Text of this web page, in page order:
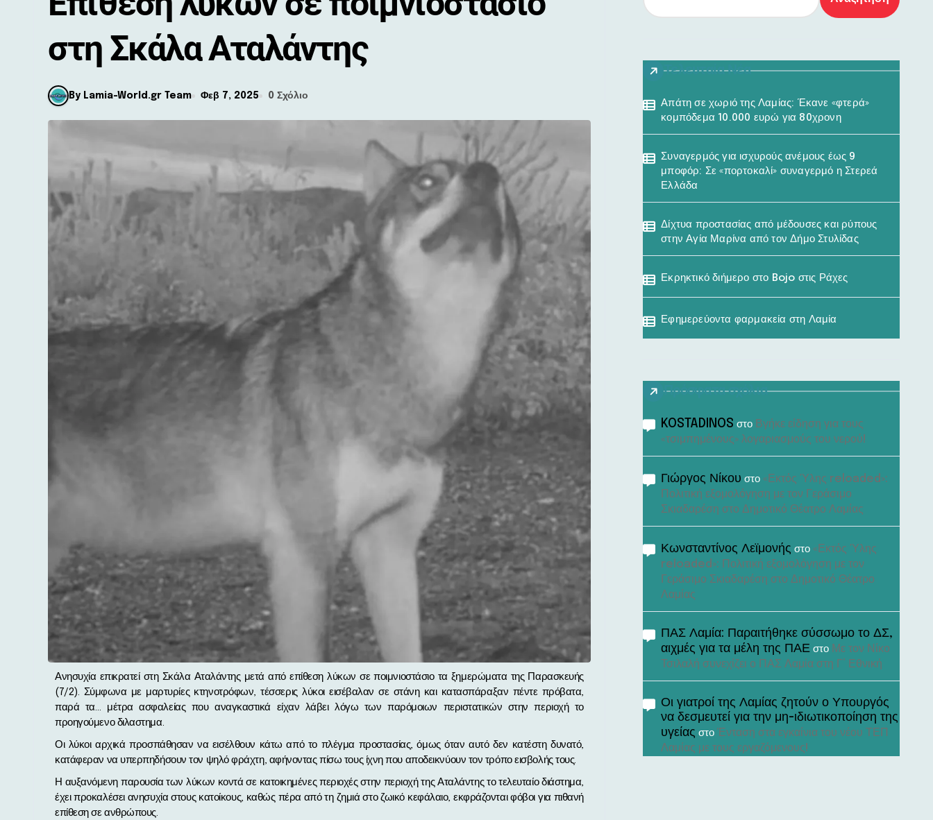
στη Σκάλα Αταλάντης
By Lamia-World.gr Team Φεβ 7, 2025 0 Σχόλιο
Ανησυχία επικρατεί στη Σκάλα Αταλάντης μετά από επίθεση λύκων σε ποιμνιοστάσιο τα ξημερώματα της Παρασκευής
(7/2). Σύμφωνα με μαρτυρίες κτηνοτρόφων, τέσσερις λύκοι εισέβαλαν σε στάνη και κατασπάραξαν πέντε πρόβατα,
παρά τα… μέτρα ασφαλείας που αναγκαστικά είχαν λάβει λόγω των παρόμοιων περιστατικών στην περιοχή το
προηγούμενο διλαστημα.
Οι λύκοι αρχικά προσπάθησαν να εισέλθουν κάτω από το πλέγμα προστασίας, όμως όταν αυτό δεν κατέστη δυνατό,
κατάφεραν να υπερπηδήσουν τον ψηλό φράχτη, αφήνοντας πίσω τους ίχνη που αποδεικνύουν τον τρόπο εισβολής τους.
Η αυξανόμενη παρουσία των λύκων κοντά σε κατοικημένες περιοχές στην περιοχή της Αταλάντης το τελευταίο διάστημα,
έχει προκαλέσει ανησυχία στους κατοίκους, καθώς πέρα από τη ζημιά στο ζωικό κεφάλαιο, εκφράζονται φόβοι για πιθανή
επίθεση σε ανθρώπους.
Τελευταία Νέα
Απάτη σε χωριό της Λαμίας: Έκανε «φτερά»
κομπόδεμα 10.000 ευρώ για 80χρονη
Συναγερμός για ισχυρούς ανέμους έως 9
μποφόρ: Σε «πορτοκαλί» συναγερμό η Στερεά
Ελλάδα
Δίχτυα προστασίας από μέδουσες και ρύπους
στην Αγία Μαρίνα από τον Δήμο Στυλίδας
Εκρηκτικό διήμερο στο Bojo στις Ράχες
Εφημερεύοντα φαρμακεία στη Λαμία
Πρόσφατα σχόλια
KOSTADINOS στο Βγήκε είδηση για τους
«τσιμπημένους» λογαριασμούς του νερού!
Γιώργος Νίκου στο «Εκτός Ύλης reloaded»:
Πολιτική εξομολόγηση με τον Γεράσιμο
Σκιαδαρέση στο Δημοτικό Θέατρο Λαμίας
Κωνσταντίνος Λεϊμονής στο «Εκτός Ύλης
reloaded»: Πολιτική εξομολόγηση με τον
Γεράσιμο Σκιαδαρέση στο Δημοτικό Θέατρο
Λαμίας
ΠΑΣ Λαμία: Παραιτήθηκε σύσσωμο το ΔΣ,
αιχμές για τα μέλη της ΠΑΕ στο Με τον Νίκο
Τσιλαλή συνεχίζει ο ΠΑΣ Λαμία στη Γ’ Εθνική
Οι γιατροί της Λαμίας ζητούν ο Υπουργός
να δεσμευτεί για την μη-ιδιωτικοποίηση της
υγείας στο Ένταση στα εγκαίνια του νέου ΤΕΠ
Λαμίας με τους εργαζόμενους!